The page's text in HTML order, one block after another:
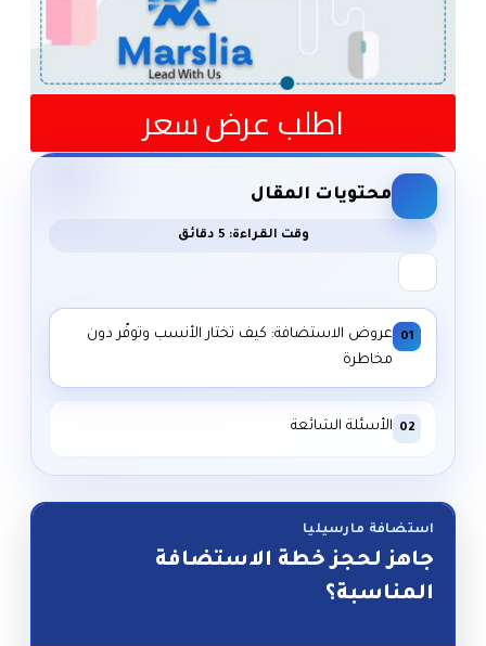
اطلب عرض سعر
محتويات المقال
وقت القراءة: 5 دقائق
01
عروض الاستضافة: كيف تختار الأنسب وتوفّر دون
مخاطرة
02 الأسئلة الشائعة
استضافة مارسيليا
جاهز لحجز خطة الاستضافة
المناسبة؟